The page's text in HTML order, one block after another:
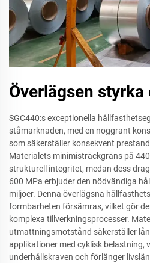
Överlägsen
SGC440:s exceptionella
ståmarknaden, med en noggrant
som säkerställer konsekvent
Materialets minimisträckgräns på
strukturell integritet, medan dess
600 MPa erbjuder den nödvändiga
miljöer. Denna överlägsna
formbarheten försämras, vilket gör
komplexa tillverkningsprocesser.
utmattningsmotstånd säkerställer
applikationer med cyklisk belastning,
underhållskraven och förlänger